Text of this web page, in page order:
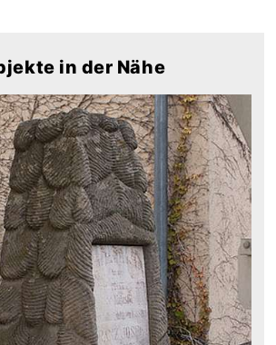
in der Nähe